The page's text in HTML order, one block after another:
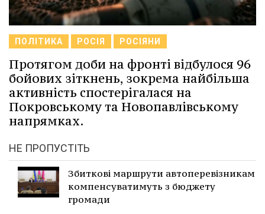
ПОЛІТИКА РОСІЯ РОСІЯНИ
Протягом доби на фронті відбулося 96
бойових зіткнень, зокрема найбільша
активність спостерігалася на
Покровському та Новопавлівському
напрямках.
НЕ ПРОПУСТІТЬ
Збиткові маршрути автоперевізникам
компенсуватимуть з бюджету
громади